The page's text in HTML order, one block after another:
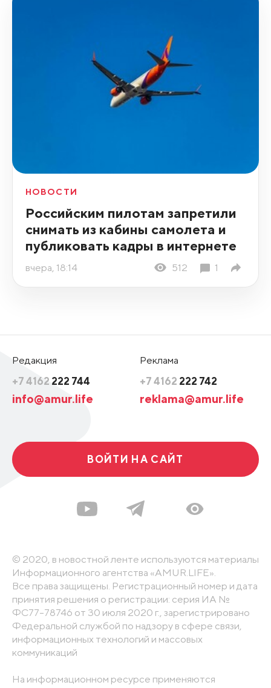
НОВОСТИ
Российским пилотам запретили
снимать из кабины самолета и
публиковать кадры в интернете
вчера, 18:14 512 1
Редакция
+7 4162 222 744
info@amur.life
Реклама
+7 4162 222 742
reklama@amur.life
ВОЙТИ НА САЙТ
© 2020, в новостной ленте используются материалы
Информационного агентства «AMUR.LIFE».
Все права защищены. Регистрационный номер и дата
принятия решения о регистрации: серия ИА №
ФС77-78746 от 30 июля 2020 г., зарегистрировано
Федеральной службой по надзору в сфере связи,
информационных технологий и массовых
коммуникаций
На информационном ресурсе применяются